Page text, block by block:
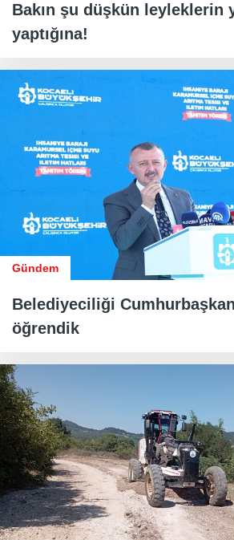
Bakın şu düşkün leyleklerin
yaptığına!
Gündem
Belediyeciliği
öğrendik